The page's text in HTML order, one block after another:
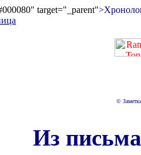
target="_parent">
©
Из